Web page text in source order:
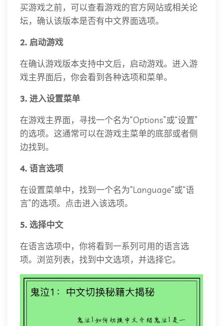
买游戏之前，可以查看游戏的官方网站或相关论
坛，确认该版本是否有中文界面选项。
2. 启动游戏
在确认游戏版本支持中文后，启动游戏。进入游
戏主界面后，你会看到各种选项和菜单。
3. 进入设置菜单
在游戏主界面，寻找一个名为“Options”或“设置”
的选项。这通常可以在游戏主菜单的底部或者侧
边找到。
4. 语言选项
在设置菜单中，找到一个名为“Language”或“语
言”的选项。点击进入该选项。
5. 选择中文
在语言选项中，你将看到一系列可用的语言选
项。浏览列表，找到中文选项，并选择它。